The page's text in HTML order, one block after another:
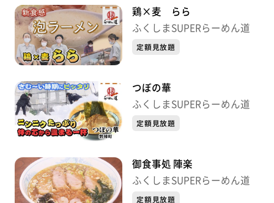
鶏×麦 らら
ふくしまSUPERらーめん道
定額見放題
つぼの華
ふくしまSUPERらーめん道
定額見放題
御食事処 陣楽
ふくしまSUPERらーめん道
定額見放題